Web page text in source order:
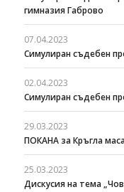
гимназия Габрово
07.04.2023
Симулиран съдебен
02.04.2023
Симулиран съдебен
29.03.2023
ПОКАНА за Кръгла
25.03.2023
Дискусия на тема